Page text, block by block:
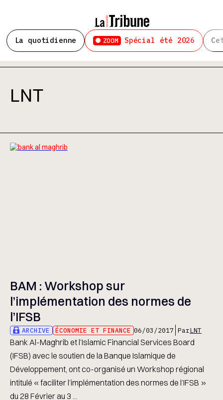
La quotidienne ZOOM Spécial été 2026
LNT
BAM : Workshop sur
l’implémentation des normes de
l’IFSB
ARCHIVE ÉCONOMIE ET FINANCE 06/03/2017 ParLNT
Bank Al-Maghrib et l’Islamic Financial Services Board
(IFSB) avec le soutien de la Banque Islamique de
Développement, ont co-organisé un Workshop régional
intitulé « faciliter l’implémentation des normes de l’IFSB »
du 28 Février au 3 ...